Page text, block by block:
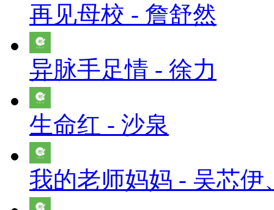
再见母校 - 詹舒然
异脉手足情 - 徐力
生命红 - 沙泉
我的老师妈妈 - 吴芯伊